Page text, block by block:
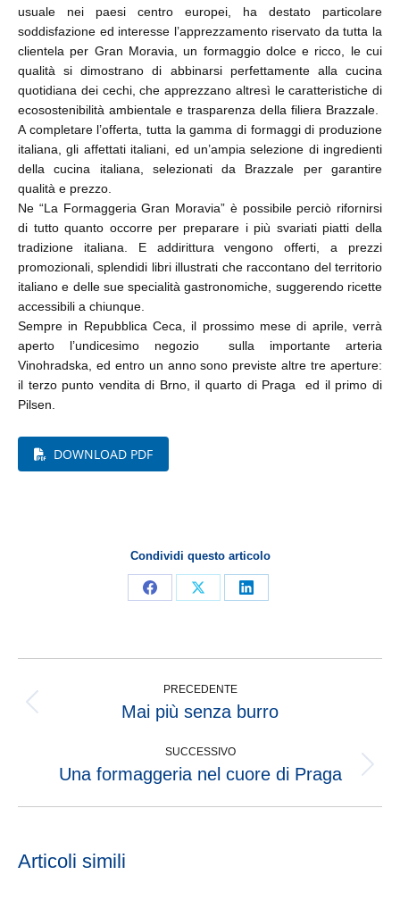
usuale nei paesi centro europei, ha destato particolare
soddisfazione ed interesse l’apprezzamento riservato da tutta la
clientela per Gran Moravia, un formaggio dolce e ricco, le cui
qualità si dimostrano di abbinarsi perfettamente alla cucina
quotidiana dei cechi, che apprezzano altresì le caratteristiche di
ecosostenibilità ambientale e trasparenza della filiera Brazzale.
A completare l’offerta, tutta la gamma di formaggi di produzione
italiana, gli affettati italiani, ed un’ampia selezione di ingredienti
della cucina italiana, selezionati da Brazzale per garantire
qualità e prezzo.
Ne “La Formaggeria Gran Moravia” è possibile perciò rifornirsi
di tutto quanto occorre per preparare i più svariati piatti della
tradizione italiana. E addirittura vengono offerti, a prezzi
promozionali, splendidi libri illustrati che raccontano del territorio
italiano e delle sue specialità gastronomiche, suggerendo ricette
accessibili a chiunque.
Sempre in Repubblica Ceca, il prossimo mese di aprile, verrà
aperto l’undicesimo negozio sulla importante arteria
Vinohradska, ed entro un anno sono previste altre tre aperture:
il terzo punto vendita di Brno, il quarto di Praga ed il primo di
Pilsen.
DOWNLOAD PDF
Condividi questo articolo
PRECEDENTE
Mai più senza burro
SUCCESSIVO
Una formaggeria nel cuore di Praga
Articoli simili